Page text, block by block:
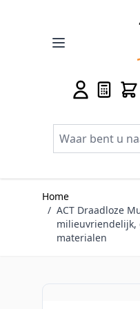
Home
/ ACT Draadloze
milieuvriendelijk,
materialen